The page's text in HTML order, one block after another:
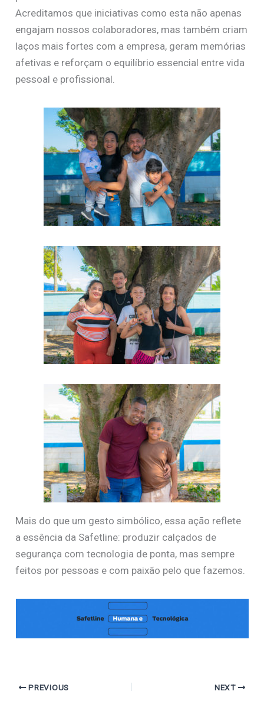
Acreditamos que iniciativas como esta não apenas
engajam nossos colaboradores, mas também criam
laços mais fortes com a empresa, geram memórias
afetivas e reforçam o equilíbrio essencial entre vida
pessoal e profissional.
Mais do que um gesto simbólico, essa ação reflete
a essência da Safetline: produzir calçados de
segurança com tecnologia de ponta, mas sempre
feitos por pessoas e com paixão pelo que fazemos.
PREVIOUS NEXT